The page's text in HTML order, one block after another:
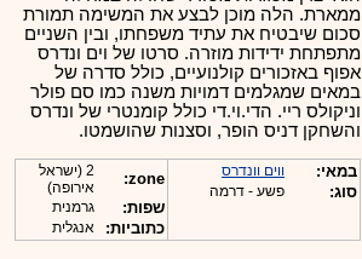
אנחנו כאן לכול שאלה וזמינים
במענה הטלפוני שלנו.ובמייל
.האתר לרשותכם 24/7
מענה טלפוני: 09-7652392
צוות דיוידי מאסטר ישיר.
ממארת. הלה מוכן לבצע את המשימה תמורת
סכום שיבטיח את עתיד משפחתו, ובין השניים
מתפתחת ידידות מוזרה. סרטו של וים ונדרס
אפוף באזכורים קולנועיים, כולל סדרה של
במאים שמגלמים דמויות משנה כמו סם פולר
וניקולס ריי. הדי.וי.די כולל קומנטרי של ונדרס
והשחקן דניס הופר, וסצנות שהושמטו.
במאי: ווים וונדרס
סוג: פשע - דרמה
zone:
2 (ישראל
אירופה)
שפות: גרמנית
כתוביות: אנגלית